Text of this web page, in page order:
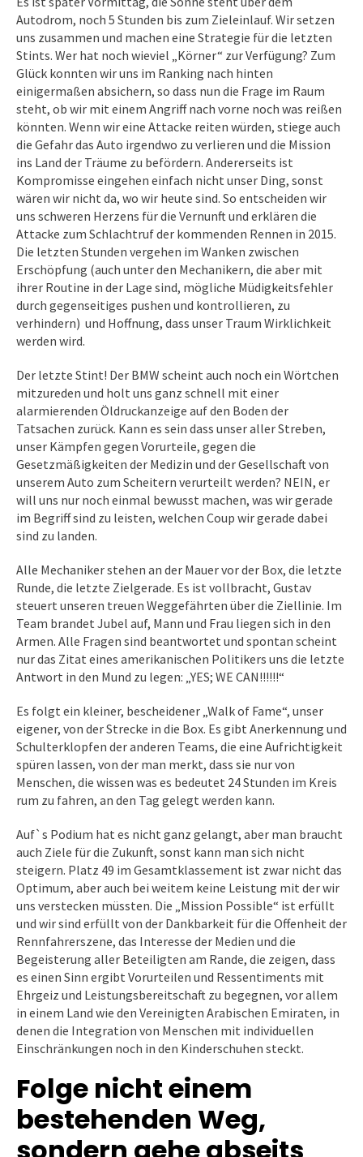
Autodrom, noch 5 Stunden bis zum Zieleinlauf. Wir setzen
uns zusammen und machen eine Strategie für die letzten
Stints. Wer hat noch wieviel „Körner“ zur Verfügung? Zum
Glück konnten wir uns im Ranking nach hinten
einigermaßen absichern, so dass nun die Frage im Raum
steht, ob wir mit einem Angriff nach vorne noch was reißen
könnten. Wenn wir eine Attacke reiten würden, stiege auch
die Gefahr das Auto irgendwo zu verlieren und die Mission
ins Land der Träume zu befördern. Andererseits ist
Kompromisse eingehen einfach nicht unser Ding, sonst
wären wir nicht da, wo wir heute sind. So entscheiden wir
uns schweren Herzens für die Vernunft und erklären die
Attacke zum Schlachtruf der kommenden Rennen in 2015.
Die letzten Stunden vergehen im Wanken zwischen
Erschöpfung (auch unter den Mechanikern, die aber mit
ihrer Routine in der Lage sind, mögliche Müdigkeitsfehler
durch gegenseitiges pushen und kontrollieren, zu
verhindern) und Hoffnung, dass unser Traum Wirklichkeit
werden wird.
Der letzte Stint! Der BMW scheint auch noch ein Wörtchen
mitzureden und holt uns ganz schnell mit einer
alarmierenden Öldruckanzeige auf den Boden der
Tatsachen zurück. Kann es sein dass unser aller Streben,
unser Kämpfen gegen Vorurteile, gegen die
Gesetzmäßigkeiten der Medizin und der Gesellschaft von
unserem Auto zum Scheitern verurteilt werden? NEIN, er
will uns nur noch einmal bewusst machen, was wir gerade
im Begriff sind zu leisten, welchen Coup wir gerade dabei
sind zu landen.
Alle Mechaniker stehen an der Mauer vor der Box, die letzte
Runde, die letzte Zielgerade. Es ist vollbracht, Gustav
steuert unseren treuen Weggefährten über die Ziellinie. Im
Team brandet Jubel auf, Mann und Frau liegen sich in den
Armen. Alle Fragen sind beantwortet und spontan scheint
nur das Zitat eines amerikanischen Politikers uns die letzte
Antwort in den Mund zu legen: „YES; WE CAN!!!!!!“
Es folgt ein kleiner, bescheidener „Walk of Fame“, unser
eigener, von der Strecke in die Box. Es gibt Anerkennung und
Schulterklopfen der anderen Teams, die eine Aufrichtigkeit
spüren lassen, von der man merkt, dass sie nur von
Menschen, die wissen was es bedeutet 24 Stunden im Kreis
rum zu fahren, an den Tag gelegt werden kann.
Auf`s Podium hat es nicht ganz gelangt, aber man braucht
auch Ziele für die Zukunft, sonst kann man sich nicht
steigern. Platz 49 im Gesamtklassement ist zwar nicht das
Optimum, aber auch bei weitem keine Leistung mit der wir
uns verstecken müssten. Die „Mission Possible“ ist erfüllt
und wir sind erfüllt von der Dankbarkeit für die Offenheit der
Rennfahrerszene, das Interesse der Medien und die
Begeisterung aller Beteiligten am Rande, die zeigen, dass
es einen Sinn ergibt Vorurteilen und Ressentiments mit
Ehrgeiz und Leistungsbereitschaft zu begegnen, vor allem
in einem Land wie den Vereinigten Arabischen Emiraten, in
denen die Integration von Menschen mit individuellen
Einschränkungen noch in den Kinderschuhen steckt.
Folge nicht einem
bestehenden Weg,